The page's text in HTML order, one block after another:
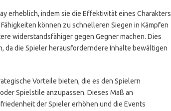
erheblich, indem sie die Effektivität eines Charakters
können zu schnelleren Siegen in Kämpfen
widerstandsfähiger gegen Gegner machen. Dies
da die Spieler herausforderndere Inhalte bewältigen
Vorteile bieten, die es den Spielern
Spielstile anzupassen. Dieses Maß an
der Spieler erhöhen und die Events